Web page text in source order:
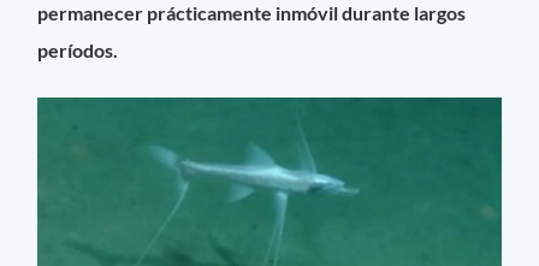
permanecer prácticamente inmóvil durante largos
períodos.